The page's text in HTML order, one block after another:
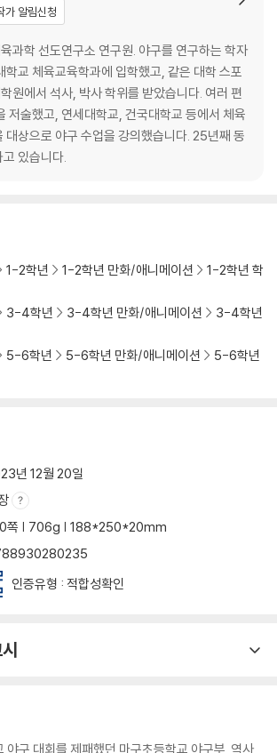
가 알림신청
과학 선도연구소 연구원. 야구를 연구하는 학자
학교 체육교육학과에 입학했고, 같은 대학 스포
원에서 석사, 박사 학위를 받았습니다. 여러 편
저술했고, 연세대학교, 건국대학교 등에서 체육
대상으로 야구 수업을 강의했습니다. 25년째 동
있습니다.
1-2학년 1-2학년 만화/애니메이션
1-2학년 학
3-4학년 3-4학년 만화/애니메이션
3-4학년
5-6학년 5-6학년 만화/애니메이션
5-6학년
년 12월 20일
쪽 | 706g | 188*250*20mm
인증유형 : 적합성확인
야구 대회를 제패했던 마구초등학교 야구부. 역사